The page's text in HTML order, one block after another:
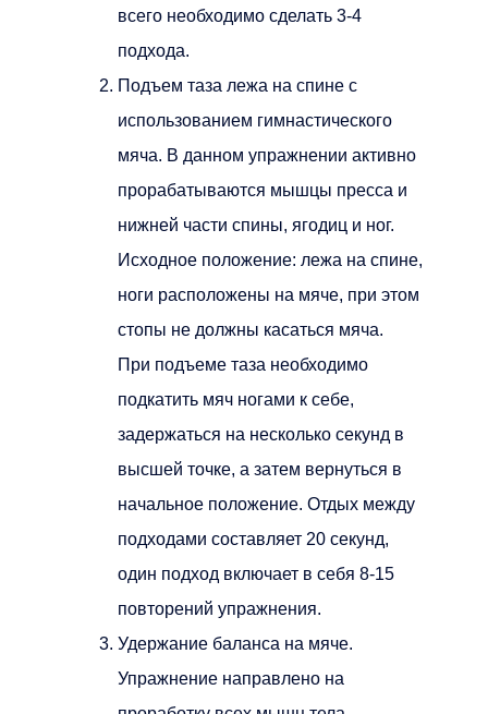
всего необходимо сделать 3-4
подхода.
Подъем таза лежа на спине с
использованием гимнастического
мяча. В данном упражнении активно
прорабатываются мышцы пресса и
нижней части спины, ягодиц и ног.
Исходное положение: лежа на спине,
ноги расположены на мяче, при этом
стопы не должны касаться мяча.
При подъеме таза необходимо
подкатить мяч ногами к себе,
задержаться на несколько секунд в
высшей точке, а затем вернуться в
начальное положение. Отдых между
подходами составляет 20 секунд,
один подход включает в себя 8-15
повторений упражнения.
Удержание баланса на мяче.
Упражнение направлено на